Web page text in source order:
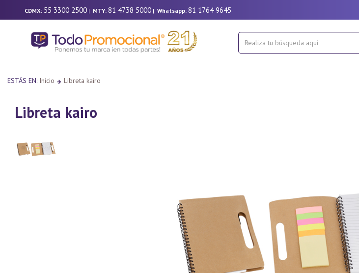
CDMX: 55 3300 2500 | MTY: 81 4738 5000 | Whatsapp: 81 1764 9645
ESTÁS EN: Inicio Libreta kairo
Libreta kairo